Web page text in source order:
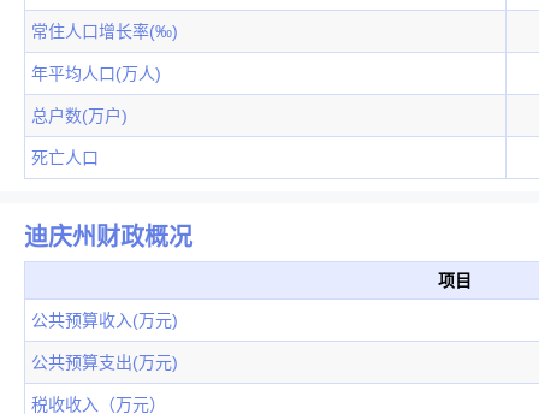
常住人口增长率(‰)
年平均人口(万人)
总户数(万户)
死亡人口
迪庆州财政概况
项目
公共预算收入(万元)
公共预算支出(万元)
税收收入（万元）